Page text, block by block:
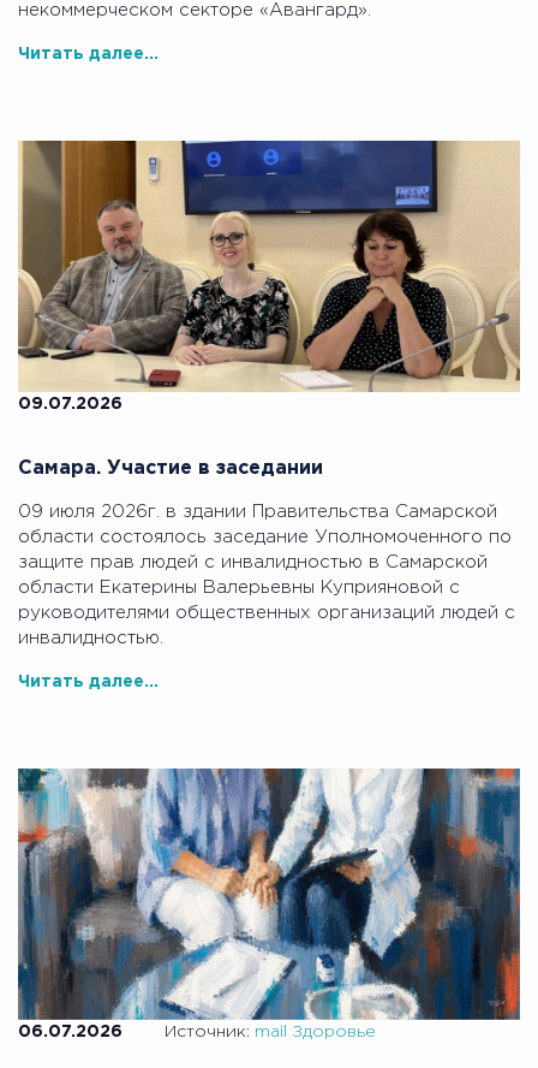
некоммерческом секторе «Авангард».
Читать далее...
09.07.2026
Самара. Участие в заседании
09 июля 2026г. в здании Правительства Самарской
области состоялось заседание Уполномоченного по
защите прав людей с инвалидностью в Самарской
области Екатерины Валерьевны Куприяновой с
руководителями общественных организаций людей с
инвалидностью.
Читать далее...
06.07.2026 Источник: mail Здоровье